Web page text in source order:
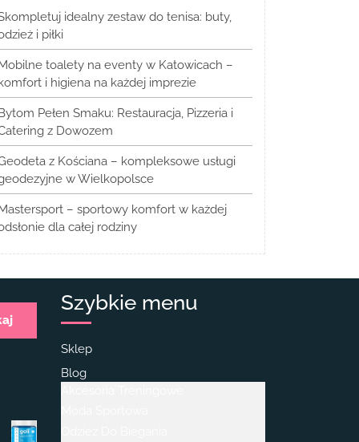
idealny zestaw do tenisa: buty,
i piłki
toalety na eventy w Katowicach –
i higiena na każdej imprezie
Pełen Smaku: Restauracja, Pizzeria i
z Dowozem
z Kościana – kompleksowe usługi
w Wielkopolsce
– sportowy komfort w każdej
dla całej rodziny
Szybkie menu
Sklep
Blog